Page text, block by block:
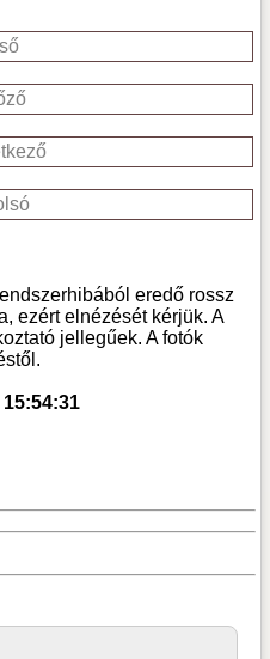
eredő rossz
ezért elnézését kérjük. A
jellegűek. A fotók
15:54:31